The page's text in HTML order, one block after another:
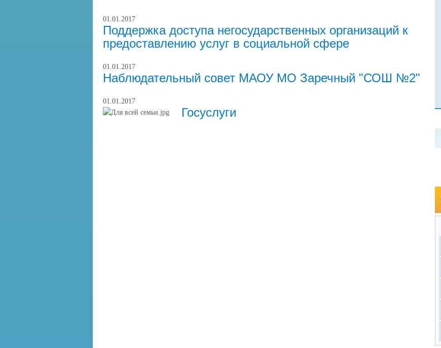
01.01.2017
Поддержка доступа негосударственных организаций к
предоставлению услуг в социальной сфере
01.01.2017
Наблюдательный совет МАОУ МО Заречный "СОШ №2"
01.01.2017
Госуслуги